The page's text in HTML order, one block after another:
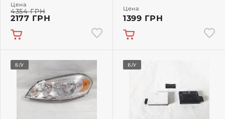
Цена
4354 ГРН
2177 ГРН
Цена
1399 ГРН
Б/У Б/У